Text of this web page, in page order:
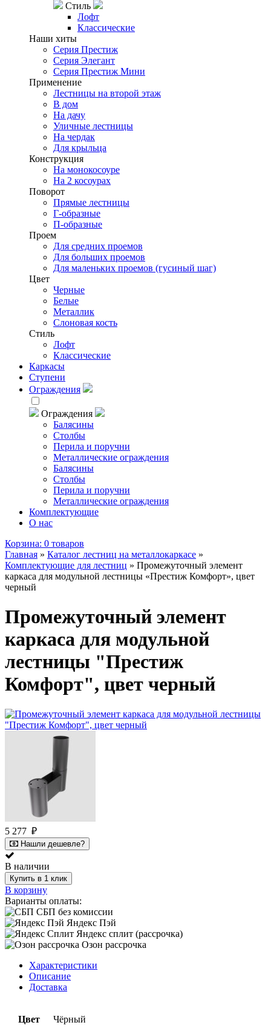
Стиль
Лофт
Классические
Наши хиты
Серия Престиж
Серия Элегант
Серия Престиж Мини
Применение
Лестницы на второй этаж
В дом
На дачу
Уличные лестницы
На чердак
Для крыльца
Конструкция
На монокосоуре
На 2 косоурах
Поворот
Прямые лестницы
Г-образные
П-образные
Проем
Для средних проемов
Для больших проемов
Для маленьких проемов (гусиный шаг)
Цвет
Черные
Белые
Металлик
Слоновая кость
Стиль
Лофт
Классические
Каркасы
Ступени
Ограждения
Ограждения
Балясины
Столбы
Перила и поручни
Металлические ограждения
Балясины
Столбы
Перила и поручни
Металлические ограждения
Комплектующие
О нас
Корзина: 0 товаров
Главная » Каталог лестниц на металлокаркасе »
Комплектующие для лестниц » Промежуточный элемент
каркаса для модульной лестницы «Престиж Комфорт», цвет
черный
Промежуточный элемент
каркаса для модульной
лестницы "Престиж
Комфорт", цвет черный
5 277 ₽
Нашли дешевле?
В наличии
Купить в 1 клик
В корзину
Варианты оплаты:
СБП без комиссии
Яндекс Пэй
Яндекс сплит (рассрочка)
Озон рассрочка
Характеристики
Описание
Доставка
Цвет Чёрный